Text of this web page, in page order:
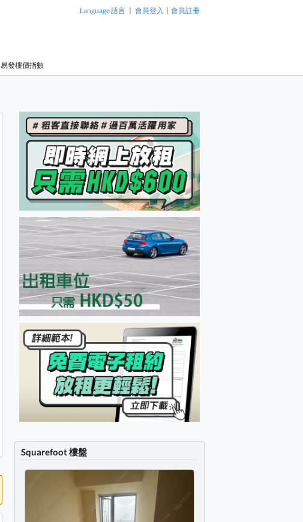
Language 語言 | 會員登入 | 會員註冊
易發樓價指數
Squarefoot 樓盤